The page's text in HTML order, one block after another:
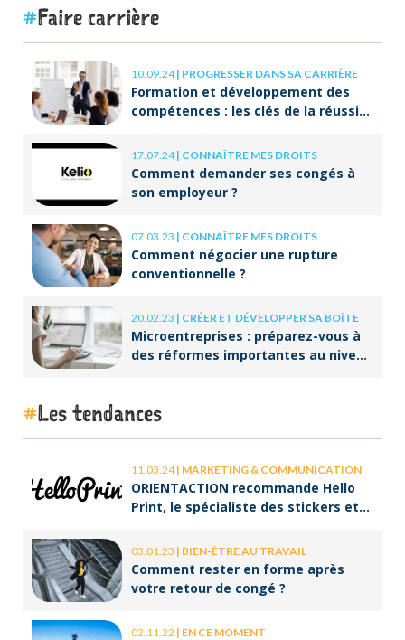
Faire carrière
10.09.24| PROGRESSER DANS SA CARRIÈRE
Formation et développement des
compétences : les clés de la réussite
17.07.24| CONNAÎTRE MES DROITS
Comment demander ses congés à
son employeur ?
07.03.23 | CONNAÎTRE MES DROITS
Comment négocier une rupture
conventionnelle ?
20.02.23 | CRÉER ET DÉVELOPPER SA BOÎTE
Microentreprises : préparez-vous à
des réformes importantes au niveau
Les tendances
11.03.24| MARKETING & COMMUNICATION
ORIENTACTION recommande Hello
Print, le spécialiste des stickers et
03.01.23 | BIEN-ÊTRE AU TRAVAIL
Comment rester en forme après
votre retour de congé ?
02.11.22 | EN CE MOMENT